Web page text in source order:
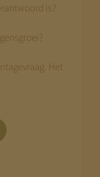
is?
Het